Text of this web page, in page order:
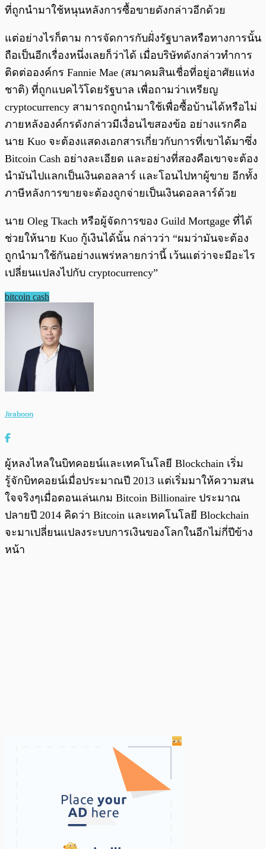
ที่ถูกนำมาใช้หนุนหลังการซื้อขายดังกล่าวอีกด้วย
แต่อย่างไรก็ตาม การจัดการกับฝั่งรัฐบาลหรือทางการนั้น
ถือเป็นอีกเรื่องหนึ่งเลยก็ว่าได้ เมื่อบริษัทดังกล่าวทำการ
ติดต่อองค์กร Fannie Mae (สมาคมสินเชื่อที่อยู่อาศัยแห่ง
ชาติ) ที่ถูกแบคไว้โดยรัฐบาล เพื่อถามว่าเหรียญ
cryptocurrency สามารถถูกนำมาใช้เพื่อซื้อบ้านได้หรือไม่
ภายหลังองค์กรดังกล่าวมีเงื่อนไขสองข้อ อย่างแรกคือ
นาย Kuo จะต้องแสดงเอกสารเกี่ยวกับการที่เขาได้มาซึ่ง
Bitcoin Cash อย่างละเอียด และอย่างที่สองคือเขาจะต้อง
นำมันไปแลกเป็นเงินดอลลาร์ และโอนไปหาผู้ขาย อีกทั้ง
ภาษีหลังการขายจะต้องถูกจ่ายเป็นเงินดอลลาร์ด้วย
นาย Oleg Tkach หรือผู้จัดการของ Guild Mortgage ที่ได้
ช่วยให้นาย Kuo กู้เงินได้นั้น กล่าวว่า “ผมว่ามันจะต้อง
ถูกนำมาใช้กันอย่างแพร่หลายกว่านี้ เว้นแต่ว่าจะมีอะไร
เปลี่ยนแปลงไปกับ cryptocurrency”
bitcoin cash
Jiraboon
ผู้หลงไหลในบิทคอยน์และเทคโนโลยี Blockchain เริ่ม
รู้จักบิทคอยน์เมื่อประมาณปี 2013 แต่เริ่มมาให้ความสน
ใจจริงๆเมื่อตอนเล่นเกม Bitcoin Billionaire ประมาณ
ปลายปี 2014 คิดว่า Bitcoin และเทคโนโลยี Blockchain
จะมาเปลี่ยนแปลงระบบการเงินของโลกในอีกไม่กี่ปีข้าง
หน้า